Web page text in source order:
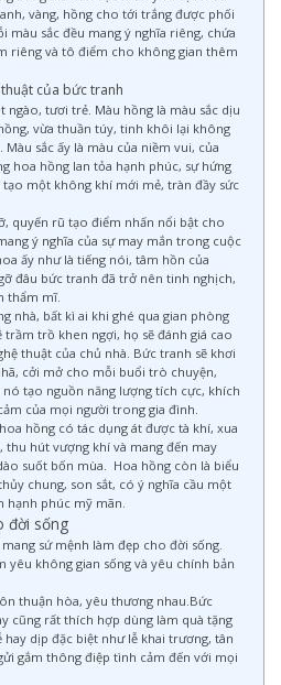
vàng, hồng cho tới trắng được phối
màu sắc đều mang ý nghĩa riêng, chứa
riêng và tô điểm cho không gian thêm
của bức tranh
ngào, tươi trẻ. Màu hồng là màu sắc dịu
vừa thuần túy, tinh khôi lại không
sắc ấy là màu của niềm vui, của
hoa hồng lan tỏa hạnh phúc, sự hứng
một không khí mới mẻ, tràn đầy sức
quyến rũ tạo điểm nhấn nổi bật cho
ý nghĩa của sự may mắn trong cuộc
ấy như là tiếng nói, tâm hồn của
đâu bức tranh đã trở nên tinh nghịch,
thẩm mĩ.
nhà, bất kì ai khi ghé qua gian phòng
trầm trồ khen ngợi, họ sẽ đánh giá cao
thuật của chủ nhà. Bức tranh sẽ khơi
cởi mở cho mỗi buổi trò chuyện,
tạo nguồn năng lượng tích cực, khích
của mọi người trong gia đình.
hồng có tác dụng át được tà khí, xua
hút vượng khí và mang đến may
suốt bốn mùa. Hoa hồng còn là biểu
chung, son sắt, có ý nghĩa cầu một
hạnh phúc mỹ mãn.
đời sống
sứ mệnh làm đẹp cho đời sống.
yêu không gian sống và yêu chính bản
thuận hòa, yêu thương nhau.Bức
cũng rất thích hợp dùng làm quà tặng
dịp đặc biệt như lễ khai trương, tân
gắm thông điệp tình cảm đến với mọi